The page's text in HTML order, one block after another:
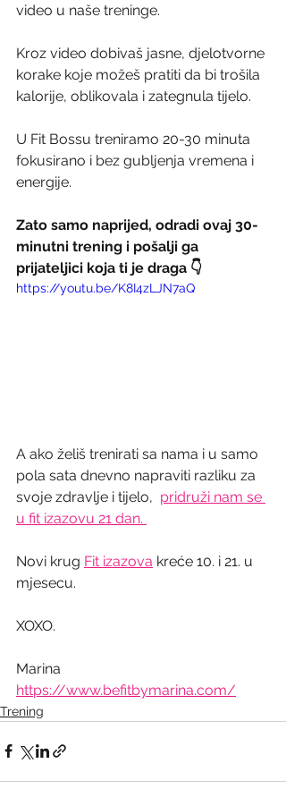
video u naše treninge.
Kroz video dobivaš jasne, djelotvorne
korake koje možeš pratiti da bi trošila
kalorije, oblikovala i zategnula tijelo.
U Fit Bossu treniramo 20-30 minuta
fokusirano i bez gubljenja vremena i
energije.
Zato samo naprijed, odradi ovaj 30-
minutni trening i pošalji ga
prijateljici koja ti je draga 👇
https://youtu.be/K8I4zLJN7aQ
A ako želiš trenirati sa nama i u samo
pola sata dnevno napraviti razliku za
svoje zdravlje i tijelo, pridruži nam se
u fit izazovu 21 dan.
Novi krug Fit izazova kreće 10. i 21. u
mjesecu.
XOXO.
Marina
https://www.befitbymarina.com/
Trening